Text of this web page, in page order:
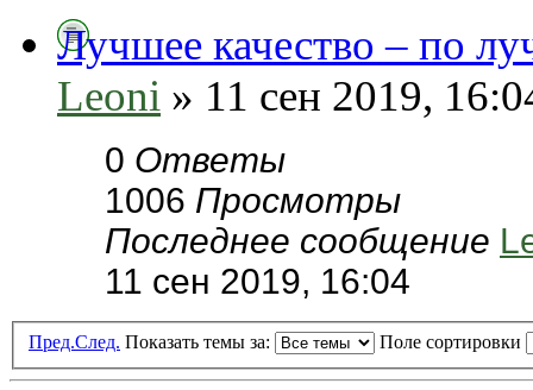
Лучшее качество – по
Leoni » 11 сен 2019,
0 Ответы
1006 Просмотры
Последнее сообщение
11 сен 2019, 16:04
Пред.След. Показать темы за: Поле сортировки